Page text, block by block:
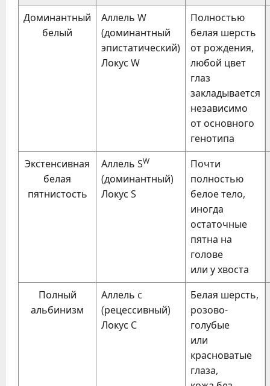
Доминантный
белый
Аллель W
(доминантный
эпистатический)
Локус W
Полностью
белая шерсть
от рождения,
любой цвет
глаз
закладывается
независимо
от основного
генотипа
Экстенсивная
белая
пятнистость
Аллель SW
(доминантный)
Локус S
Почти
полностью
белое тело,
иногда
остаточные
пятна на
голове
или у хвоста
Полный
альбинизм
Аллель c
(рецессивный)
Локус C
Белая шерсть,
розово-
голубые
или
красноватые
глаза,